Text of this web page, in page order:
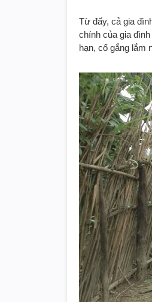
Từ đấy, cả gia
chính của gia
hạn, cố gắng lắm